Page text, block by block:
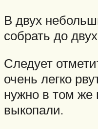
В двух
собрать до
Следует
очень легко
нужно в том же
выкопали.